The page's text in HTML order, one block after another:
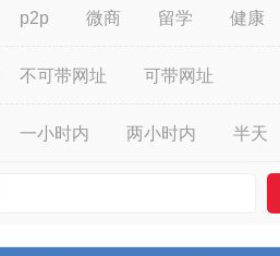
p2p 微商 留学 健康
不可带网址 可带网址
一小时内 两小时内 半天